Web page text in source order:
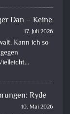
Dan – Keine
17. Juli 2026
Kann ich so
Ryde
10. Mai 2026